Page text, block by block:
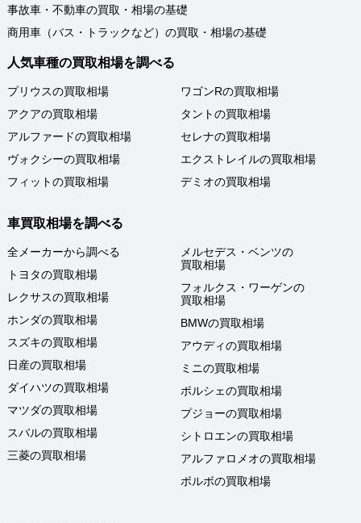
事故車・不動車の買取・相場の基礎
商用車（バス・トラックなど）の買取・相場の基礎
人気車種の買取相場を調べる
プリウスの買取相場
アクアの買取相場
アルファードの買取相場
ヴォクシーの買取相場
フィットの買取相場
ワゴンRの買取相場
タントの買取相場
セレナの買取相場
エクストレイルの買取相場
デミオの買取相場
車買取相場を調べる
全メーカーから調べる
トヨタの買取相場
レクサスの買取相場
ホンダの買取相場
スズキの買取相場
日産の買取相場
ダイハツの買取相場
マツダの買取相場
スバルの買取相場
三菱の買取相場
メルセデス・ベンツの
買取相場
フォルクス・ワーゲンの
買取相場
BMWの買取相場
アウディの買取相場
ミニの買取相場
ポルシェの買取相場
プジョーの買取相場
シトロエンの買取相場
アルファロメオの買取相場
ボルボの買取相場